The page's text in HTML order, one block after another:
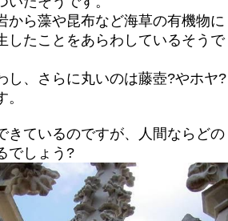
から藻や昆布など海草の有機物に
したことをあらわしているそうで
し、さらに丸いのは藤壺?やホヤ?
きているのですが、人間ならどの
でしょう?